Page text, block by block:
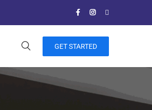
GET STARTED